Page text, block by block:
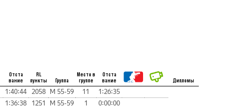
Отста
вание
RL
пункты
Группа
Место в
группе
Отста
вание
Дипломы
1:40:44 2058 М 55-59 11
1:26:35
1:36:38 1251 М 55-59 1
0:00:00